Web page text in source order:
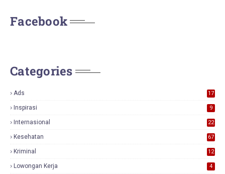
Facebook
Categories
Ads
17
Inspirasi 9
Internasional 22
Kesehatan 67
Kriminal 12
Lowongan Kerja 4